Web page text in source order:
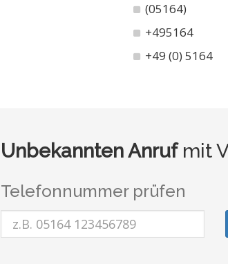
(05164)
+495164
+49 (0) 5164
Unbekannten Anrufmit
Telefonnummer prüfen